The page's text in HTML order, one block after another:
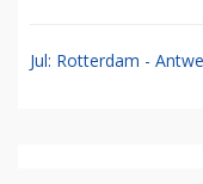
Jul: Rotterdam -